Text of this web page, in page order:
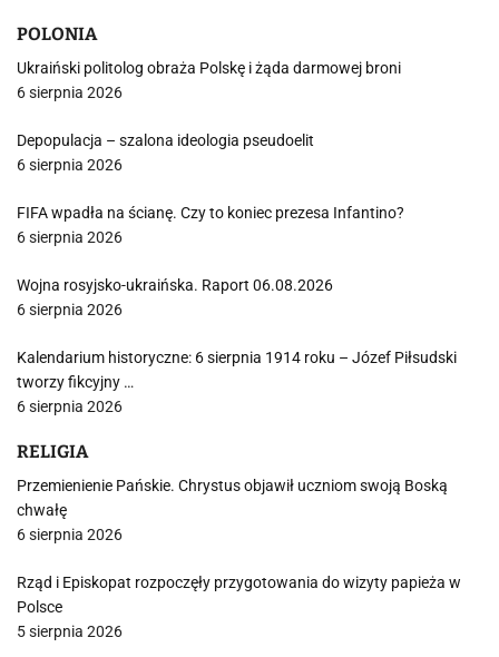
POLONIA
Ukraiński politolog obraża Polskę i żąda darmowej broni
6 sierpnia 2026
Depopulacja – szalona ideologia pseudoelit
6 sierpnia 2026
FIFA wpadła na ścianę. Czy to koniec prezesa Infantino?
6 sierpnia 2026
Wojna rosyjsko-ukraińska. Raport 06.08.2026
6 sierpnia 2026
Kalendarium historyczne: 6 sierpnia 1914 roku – Józef Piłsudski
tworzy fikcyjny …
6 sierpnia 2026
RELIGIA
Przemienienie Pańskie. Chrystus objawił uczniom swoją Boską
chwałę
6 sierpnia 2026
Rząd i Episkopat rozpoczęły przygotowania do wizyty papieża w
Polsce
5 sierpnia 2026